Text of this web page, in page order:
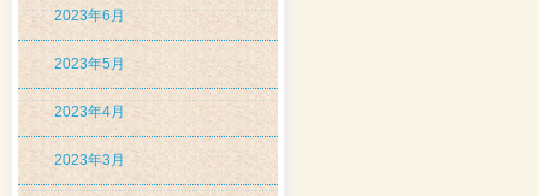
2023年6月
2023年5月
2023年4月
2023年3月